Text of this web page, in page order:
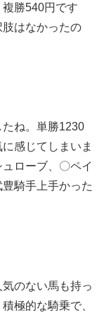
勝540円です
はなかったの
ね。単勝1230
感じてしまいま
ローブ、〇ペイ
騎手上手かった
のない馬も持っ
極的な騎乗で、